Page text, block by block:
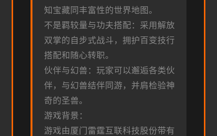
知宝藏同丰富性的世界地图。
不是羁较量与功夫搭配：采用解放
双掌的自步式战斗，拥护百变技行
搭配和随心转职。
伙伴与幻兽：玩家可以邂逅各类伙
伴，与幻兽结伴同游，并肩检验神
奇的圣兽。
游戏背景：
游戏由厦门雷霆互联科技股份带有